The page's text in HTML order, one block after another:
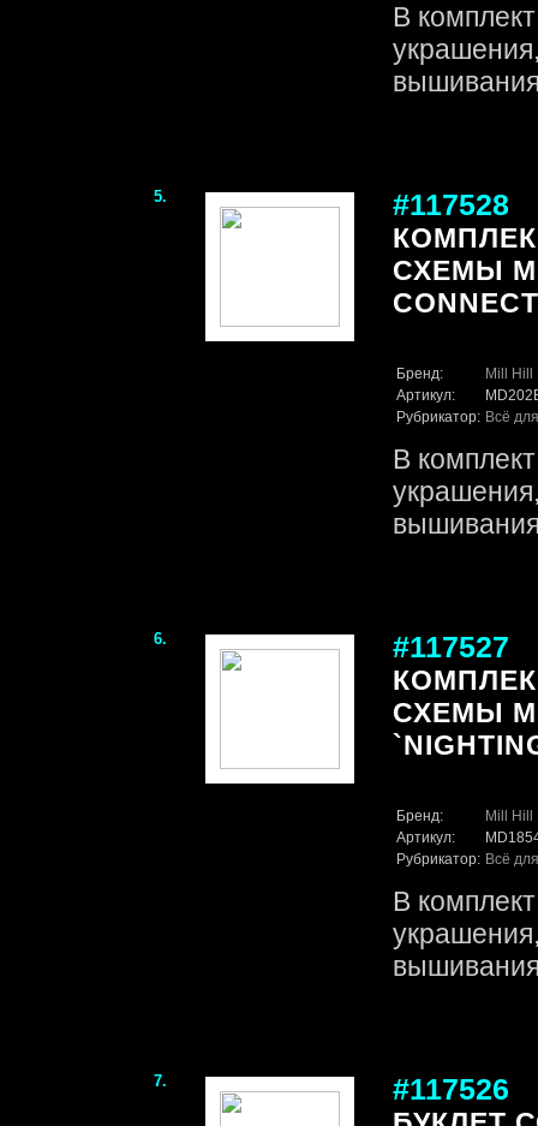
В
5. #117528
СХЕМЫ
Бренд:
Mill Hill
Артикул:
Рубрикатор: Всё
В
6. #117527
СХЕМЫ
Бренд:
Mill Hill
Артикул:
Рубрикатор: Всё
В
7. #117526